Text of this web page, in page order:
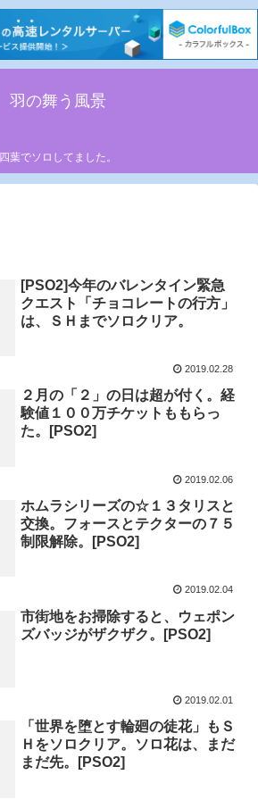
羽の舞う風景
四葉でソロしてました。
[PSO2]今年のバレンタイン緊急
クエスト「チョコレートの行方」
は、ＳＨまでソロクリア。
2019.02.28
２月の「２」の日は超が付く。経
験値１００万チケットももらっ
た。[PSO2]
2019.02.06
ホムラシリーズの☆１３タリスと
交換。フォースとテクターの７５
制限解除。[PSO2]
2019.02.04
市街地をお掃除すると、ウェポン
ズバッジがザクザク。[PSO2]
2019.02.01
「世界を堕とす輪廻の徒花」もＳ
Ｈをソロクリア。ソロ花は、まだ
まだ先。[PSO2]